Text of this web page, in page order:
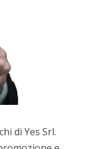
di Yes Srl.